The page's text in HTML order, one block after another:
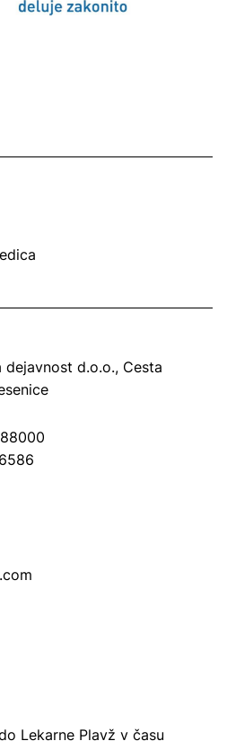
dejavnost d.o.o., Cesta
Lekarne Plavž v času